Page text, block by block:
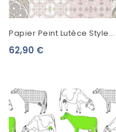
Papier Peint Lutèce Style
Cuisine 3 Faïence Gris Rose
62,90 €